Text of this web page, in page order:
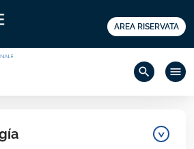
AREA RISERVATA
search menu